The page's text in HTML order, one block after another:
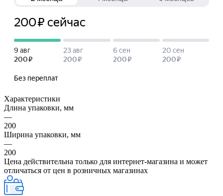
Характеристики
Длина упаковки, мм
—
200
Ширина упаковки, мм
—
200
Цена действительна только для интернет-магазина и может
отличаться от цен в розничных магазинах